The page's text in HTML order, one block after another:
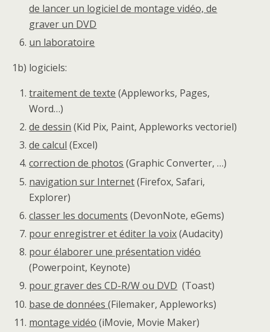
de lancer un logiciel de montage vidéo, de
graver un DVD
un laboratoire
1b) logiciels:
traitement de texte (Appleworks, Pages,
Word…)
de dessin (Kid Pix, Paint, Appleworks vectoriel)
de calcul (Excel)
correction de photos (Graphic Converter, …)
navigation sur Internet(Firefox, Safari,
Explorer)
classer les documents (DevonNote, eGems)
pour enregistrer et éditer la voix(Audacity)
pour élaborer une présentation vidéo
(Powerpoint, Keynote)
pour graver des CD-R/W ou DVD (Toast)
base de données(Filemaker, Appleworks)
montage vidéo (iMovie, Movie Maker)